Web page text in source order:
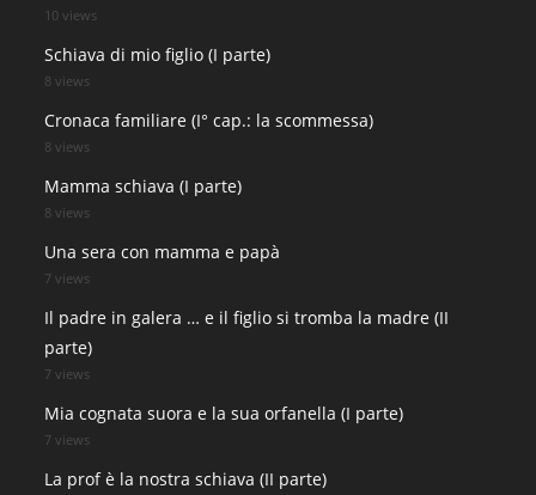
10 views
Schiava di mio figlio (I parte)
8 views
Cronaca familiare (I° cap.: la scommessa)
8 views
Mamma schiava (I parte)
8 views
Una sera con mamma e papà
7 views
Il padre in galera … e il figlio si tromba la madre (II
parte)
7 views
Mia cognata suora e la sua orfanella (I parte)
7 views
La prof è la nostra schiava (II parte)